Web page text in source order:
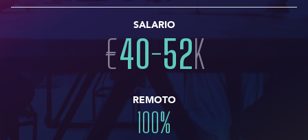
SALARIO
€40-52K
REMOTO
100%